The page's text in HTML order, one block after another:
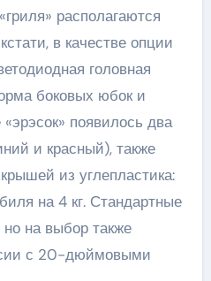
располагаются
в качестве опции
головная
боковых юбок и
появилось два
и красный), также
из углепластика:
на 4 кг. Стандартные
на выбор также
с 20-дюймовыми